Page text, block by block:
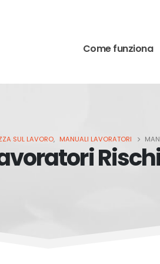
Come funziona
SUL LAVORO, MANUALI LAVORATORI